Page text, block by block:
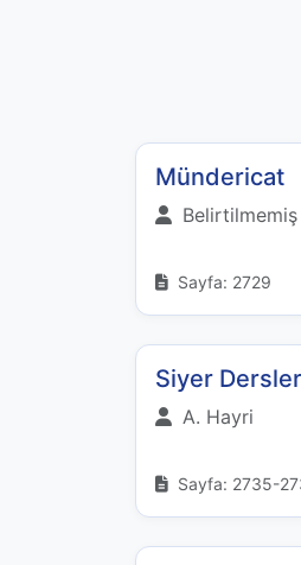
Mündericat
Belirtilmemiş
Sayfa: 2729
Siyer
A. Hayri
Sayfa: 2735-